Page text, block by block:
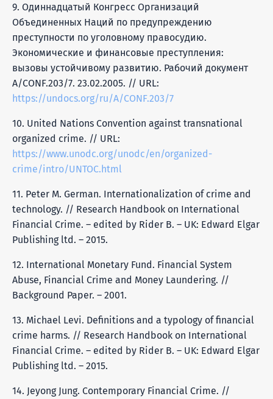
9. Одиннадцатый Конгресс Организаций
Объединенных Наций по предупреждению
преступности по уголовному правосудию.
Экономические и финансовые преступления:
вызовы устойчивому развитию. Рабочий документ
A/CONF.203/7. 23.02.2005. // URL:
https://undocs.org/ru/A/CONF.203/7
10. United Nations Convention against transnational
organized crime. // URL:
https://www.unodc.org/unodc/en/organized-
crime/intro/UNTOC.html
11. Peter M. German. Internationalization of crime and
technology. // Research Handbook on International
Financial Crime. – edited by Rider B. – UK: Edward Elgar
Publishing ltd. – 2015.
12. International Monetary Fund. Financial System
Abuse, Financial Crime and Money Laundering. //
Background Paper. – 2001.
13. Michael Levi. Definitions and a typology of financial
crime harms. // Research Handbook on International
Financial Crime. – edited by Rider B. – UK: Edward Elgar
Publishing ltd. – 2015.
14. Jeyong Jung. Contemporary Financial Crime. //